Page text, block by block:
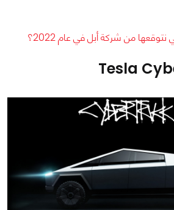
نتوقعها من شركة أبل في عام 2022؟